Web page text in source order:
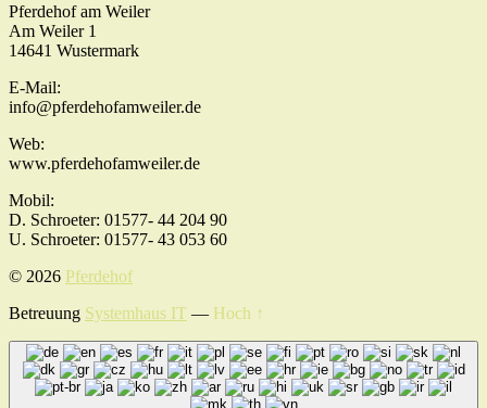
Pferdehof am Weiler
Am Weiler 1
14641 Wustermark
E-Mail:
info@pferdehofamweiler.de
Web:
www.pferdehofamweiler.de
Mobil:
D. Schroeter: 01577- 44 204 90
U. Schroeter: 01577- 43 053 60
© 2026 Pferdehof
Betreuung Systemhaus IT — Hoch ↑